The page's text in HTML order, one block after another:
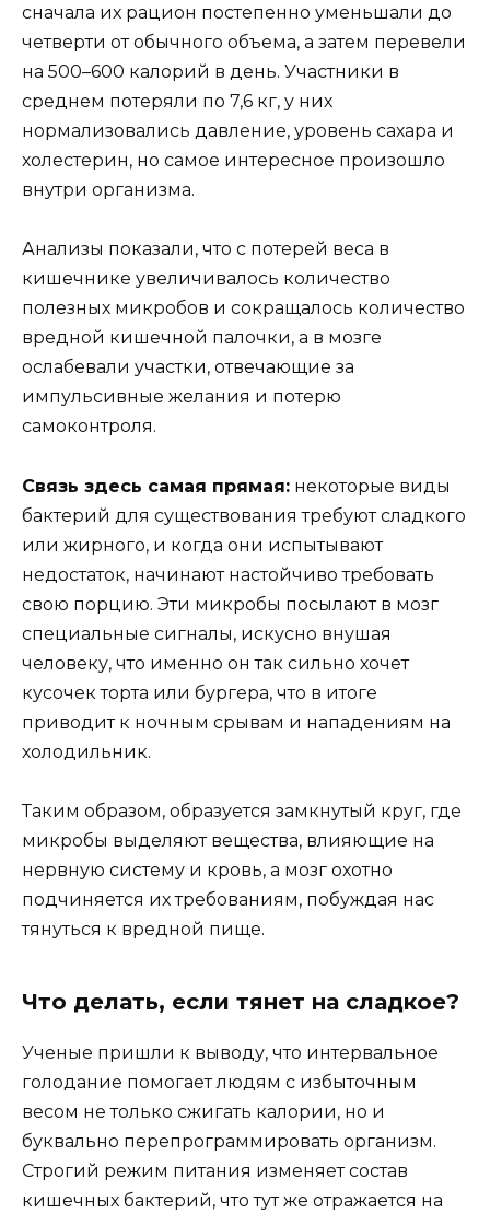
сначала их рацион постепенно уменьшали до
четверти от обычного объема, а затем перевели
на 500–600 калорий в день. Участники в
среднем потеряли по 7,6 кг, у них
нормализовались давление, уровень сахара и
холестерин, но самое интересное произошло
внутри организма.
Анализы показали, что с потерей веса в
кишечнике увеличивалось количество
полезных микробов и сокращалось количество
вредной кишечной палочки, а в мозге
ослабевали участки, отвечающие за
импульсивные желания и потерю
самоконтроля.
Связь здесь самая прямая: некоторые виды
бактерий для существования требуют сладкого
или жирного, и когда они испытывают
недостаток, начинают настойчиво требовать
свою порцию. Эти микробы посылают в мозг
специальные сигналы, искусно внушая
человеку, что именно он так сильно хочет
кусочек торта или бургера, что в итоге
приводит к ночным срывам и нападениям на
холодильник.
Таким образом, образуется замкнутый круг, где
микробы выделяют вещества, влияющие на
нервную систему и кровь, а мозг охотно
подчиняется их требованиям, побуждая нас
тянуться к вредной пище.
Что делать, если тянет на сладкое?
Ученые пришли к выводу, что интервальное
голодание помогает людям с избыточным
весом не только сжигать калории, но и
буквально перепрограммировать организм.
Строгий режим питания изменяет состав
кишечных бактерий, что тут же отражается на